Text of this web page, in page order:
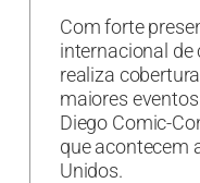
Com forte
internacional de
realiza
maiores
Diego Comic-
que acontecem
Unidos.